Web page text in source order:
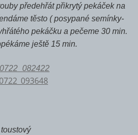
předehřát přikrytý pekáček na
těsto ( posypané semínky-
pekáčku a pečeme 30 min.
ještě 15 min.